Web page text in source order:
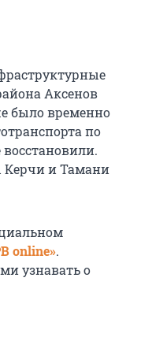
Аксенов
было временно
по
Керчи и Тамани
online».
узнавать о